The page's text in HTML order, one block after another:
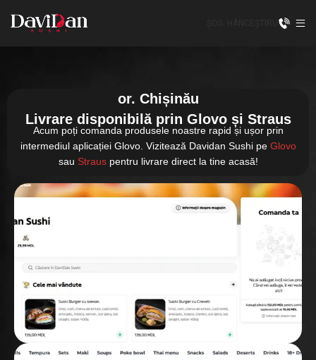
or. Chișinău
Livrare disponibilă prin Glovo și Straus
Acum poți comanda produsele noastre rapid și ușor prin
intermediul aplicației Glovo. Vizitează Davidan Sushi pe Glovo
sau Strauspentru livrare direct la tine acasă!